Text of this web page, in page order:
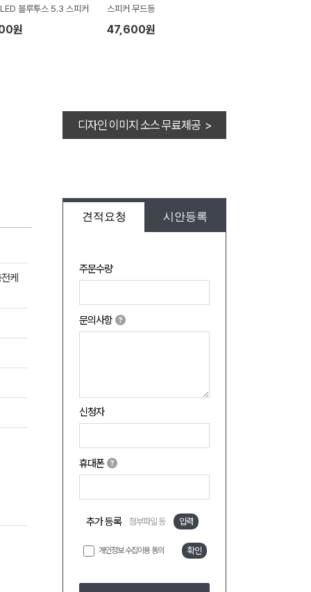
블루투스 5.3 스피커
원
스피커 무드등
47,600원
디자인 이미지 소스 무료제공 >
견적요청 시안등록
주문수량
문의사항
신청자
휴대폰
추가 등록 첨부파일 등 입력
개인정보 수집이용 동의 확인
케